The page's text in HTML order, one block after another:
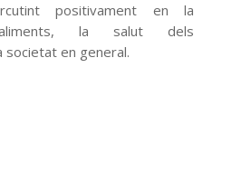
positivament en la
la salut dels
societat en general.